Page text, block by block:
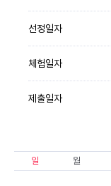
선정일자
체험일자
제출일자
일 월